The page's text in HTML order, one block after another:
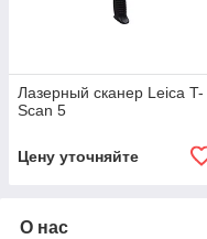
Лазерный сканер Leica T-
Scan 5
Цену уточняйте
О нас